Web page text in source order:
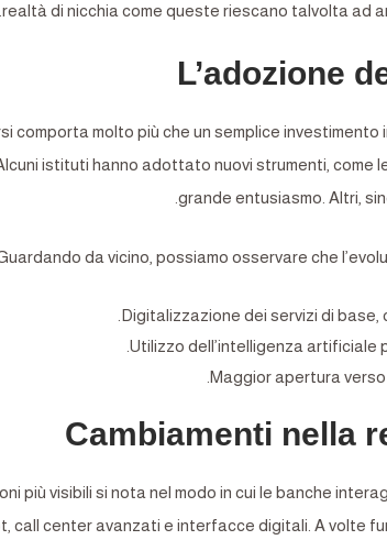
realtà di nicchia come queste riescano talvolta ad
L’adozione
comporta molto più che un semplice
istituti hanno adottato nuovi strumenti, come
grande entusiasmo. Altri,
da vicino, possiamo osservare che
Digitalizzazione dei servizi di
Utilizzo dell’intelligenza artificiale
Maggior apertura
Cambiamenti nella
più visibili si nota nel modo in cui le banche
call center avanzati e interfacce digitali. A volte